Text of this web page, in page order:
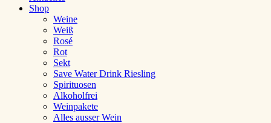
Shop
Weine
Weiß
Rosé
Rot
Sekt
Save Water Drink Riesling
Spirituosen
Alkoholfrei
Weinpakete
Alles ausser Wein